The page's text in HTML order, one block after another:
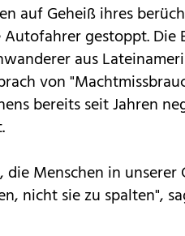
auf Geheiß ihres
gestoppt. Die
aus
von
bereits seit Jahren
Menschen in unserer
nicht sie zu spalten",